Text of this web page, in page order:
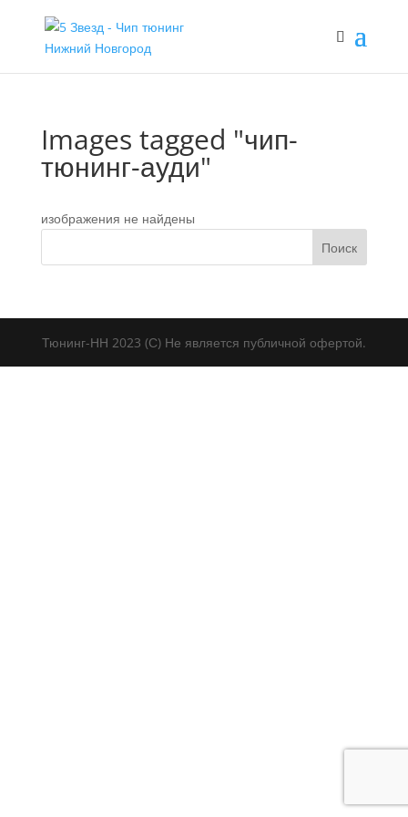
Images tagged "чип-
тюнинг-ауди"
изображения не найдены
Тюнинг-НН 2023 (С) Не является публичной офертой.